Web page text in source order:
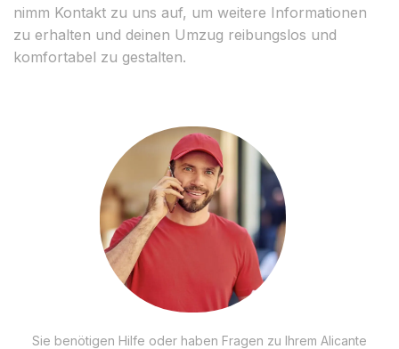
nimm Kontakt zu uns auf, um weitere Informationen
zu erhalten und deinen Umzug reibungslos und
komfortabel zu gestalten.
Sie benötigen Hilfe oder haben Fragen zu Ihrem Alicante